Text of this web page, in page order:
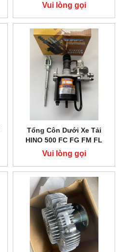
Vui lòng gọi
Tổng Côn Dưới Xe Tải
HINO 500 FC FG FM FL
Vui lòng gọi